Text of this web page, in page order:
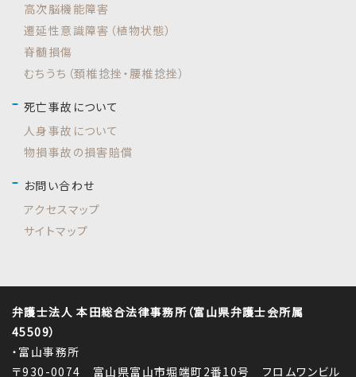
高次脳機能障害
遷延性意識障害（植物状態）
脊髄損傷
むちうち（頚椎捻挫・腰椎捻挫）
死亡事故について
人身事故について
物損事故の損害賠償
お問い合わせ
アクセスマップ
サイトマップ
弁護士法人 本田総合法律事務所（富山県弁護士会所属
45509）
・富山事務所
〒930-0074 富山県富山市堀端町2番10号 フロムワンビル